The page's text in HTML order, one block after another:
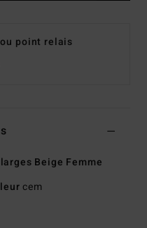
point relais
Beige Femme
cem